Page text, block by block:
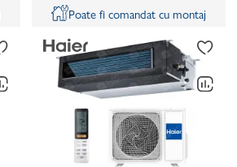
Poate fi comandat cu montaj